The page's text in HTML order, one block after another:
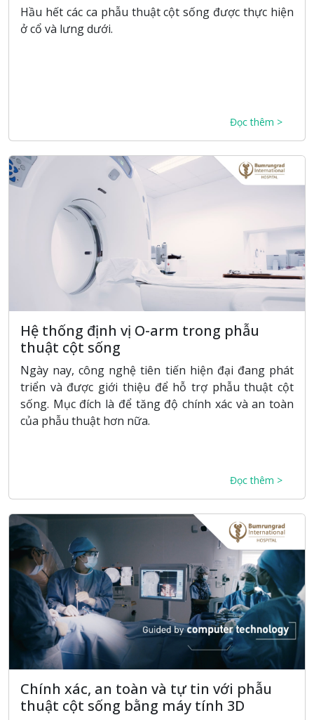
Hầu hết các ca phẫu thuật cột sống được thực hiện
ở cổ và lưng dưới.
Đọc thêm >
Hệ thống định vị O-arm trong phẫu
thuật cột sống
Ngày nay, công nghệ tiên tiến hiện đại đang phát
triển và được giới thiệu để hỗ trợ phẫu thuật cột
sống. Mục đích là để tăng độ chính xác và an toàn
của phẫu thuật hơn nữa.
Đọc thêm >
Chính xác, an toàn và tự tin với phẫu
thuật cột sống bằng máy tính 3D